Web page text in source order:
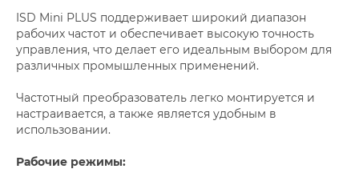
ISD Mini PLUS поддерживает широкий диапазон
рабочих частот и обеспечивает высокую точность
управления, что делает его идеальным выбором для
различных промышленных применений.
Частотный преобразователь легко монтируется и
настраивается, а также является удобным в
использовании.
Рабочие режимы: